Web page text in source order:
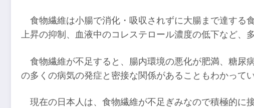
食物繊維は小腸で消化・吸収されずに大腸まで達する
上昇の抑制、血液中のコレステロール濃度の低下など、
食物繊維が不足すると、腸内環境の悪化が肥満、糖尿
の多くの病気の発症と密接な関係があることもわかってい
現在の日本人は、食物繊維が不足ぎみなので積極的に